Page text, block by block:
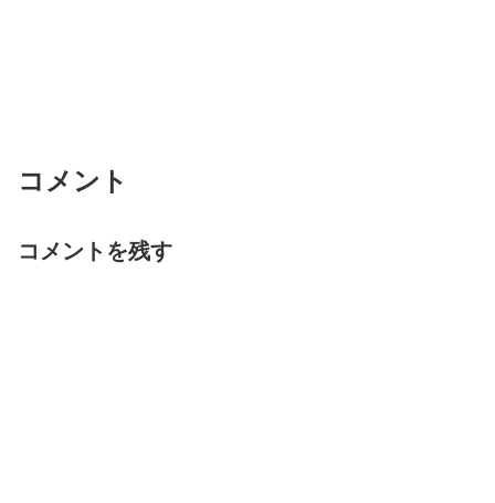
コメント
コメントを残す